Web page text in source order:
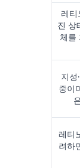
레티
진 상
체를
지성
중이
레티
려하